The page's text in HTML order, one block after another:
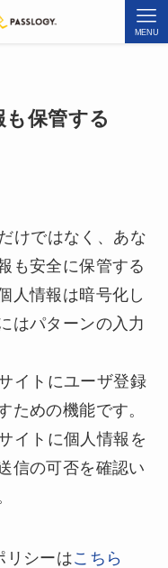
MENU
保管する
けではなく、あな
も安全に保管する
人情報は暗号化し
はパターンの入力
イトにユーザ登録
ための機能です。
イトに個人情報を
信の可否を確認い
リシーはこちら